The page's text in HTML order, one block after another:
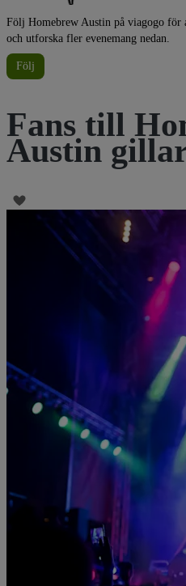
Följ Homebrew Austin på viagogo för
och utforska fler evenemang nedan.
Följ
Fans till
Austin